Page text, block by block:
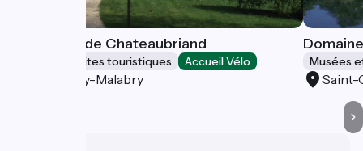
La Maison de Chateaubriand
Musées et sites touristiques Accueil Vélo
Châtenay-Malabry
Musées
Saint-